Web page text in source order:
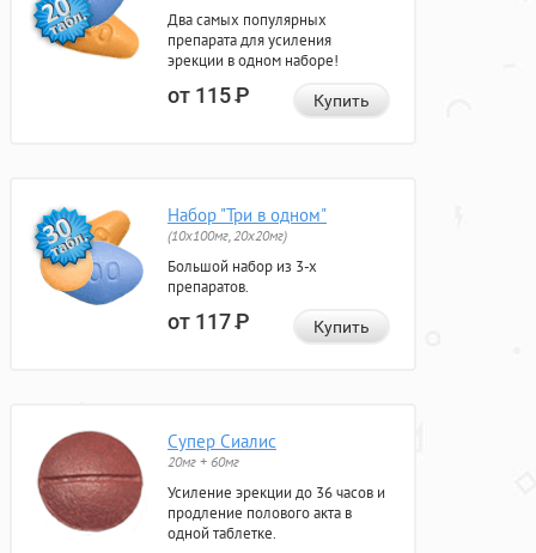
Два самых популярных
препарата для усиления
эрекции в одном наборе!
от 115Р Купить
Набор "Три в одном"
(10x100мг, 20x20мг)
Большой набор из 3-х
препаратов.
от 117Р Купить
Супер Сиалис
20мг + 60мг
Усиление эрекции до 36 часов и
продление полового акта в
одной таблетке.